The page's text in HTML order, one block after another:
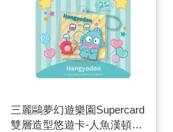
三麗鷗夢幻遊樂園Supercard
雙層造型悠遊卡-人魚漢頓